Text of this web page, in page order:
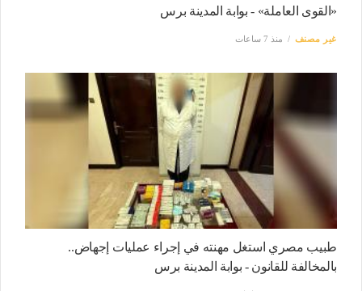
«القوى العاملة» - بوابة المدينة برس
غير مصنف منذ 7 ساعات
طبيب مصري استغل مهنته في إجراء عمليات إجهاض..
بالمخالفة للقانون - بوابة المدينة برس